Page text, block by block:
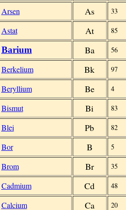
Arsen As 33
Astat At 85
Barium Ba 56
Berkelium Bk 97
Beryllium Be 4
Bismut Bi 83
Blei Pb 82
Bor B 5
Brom Br 35
Cadmium Cd 48
Calcium Ca 20